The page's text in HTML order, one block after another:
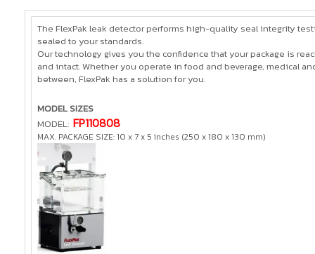
The FlexPak leak detector performs high-quality seal integrity
sealed to your standards.
Our technology gives you the confidence that your package is
and intact. Whether you operate in food and beverage, medical
between, FlexPak has a solution for you.
MODEL SIZES
MODEL: FP110808
MAX. PACKAGE SIZE: 10 x 7 x 5 inches (250 x 180 x 130 mm)